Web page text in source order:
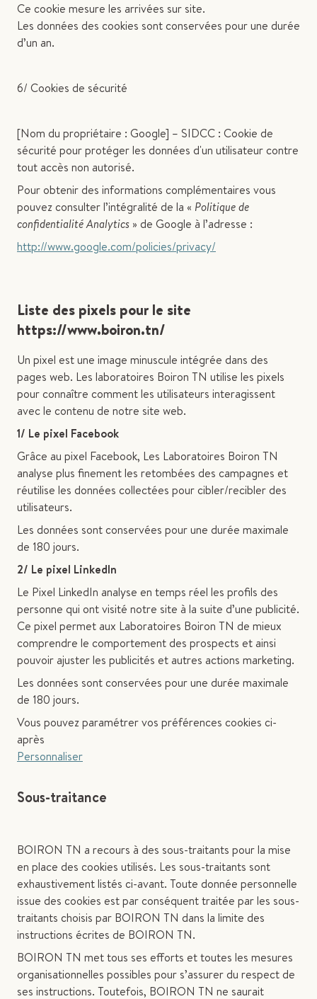
Ce cookie mesure les arrivées sur site.
Les données des cookies sont conservées pour une durée
d’un an.
6/ Cookies de sécurité
[Nom du propriétaire : Google] – SIDCC : Cookie de
sécurité pour protéger les données d'un utilisateur contre
tout accès non autorisé.
Pour obtenir des informations complémentaires vous
pouvez consulter l’intégralité de la « Politique de
confidentialité Analytics » de Google à l’adresse :
http://www.google.com/policies/privacy/
Liste des pixels pour le site
https://www.boiron.tn/
Un pixel est une image minuscule intégrée dans des
pages web. Les laboratoires Boiron TN utilise les pixels
pour connaître comment les utilisateurs interagissent
avec le contenu de notre site web.
1/ Le pixel Facebook
Grâce au pixel Facebook, Les Laboratoires Boiron TN
analyse plus finement les retombées des campagnes et
réutilise les données collectées pour cibler/recibler des
utilisateurs.
Les données sont conservées pour une durée maximale
de 180 jours.
2/ Le pixel LinkedIn
Le Pixel LinkedIn analyse en temps réel les profils des
personne qui ont visité notre site à la suite d’une publicité.
Ce pixel permet aux Laboratoires Boiron TN de mieux
comprendre le comportement des prospects et ainsi
pouvoir ajuster les publicités et autres actions marketing.
Les données sont conservées pour une durée maximale
de 180 jours.
Vous pouvez paramétrer vos préférences cookies ci-
après
Personnaliser
Sous-traitance
BOIRON TN a recours à des sous-traitants pour la mise
en place des cookies utilisés. Les sous-traitants sont
exhaustivement listés ci-avant. Toute donnée personnelle
issue des cookies est par conséquent traitée par les sous-
traitants choisis par BOIRON TN dans la limite des
instructions écrites de BOIRON TN.
BOIRON TN met tous ses efforts et toutes les mesures
organisationnelles possibles pour s’assurer du respect de
ses instructions. Toutefois, BOIRON TN ne saurait